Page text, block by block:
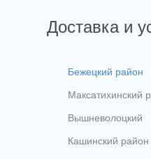
Доставка и
Бежецкий район
Максатихинский
Вышневолоцкий
Кашинский район